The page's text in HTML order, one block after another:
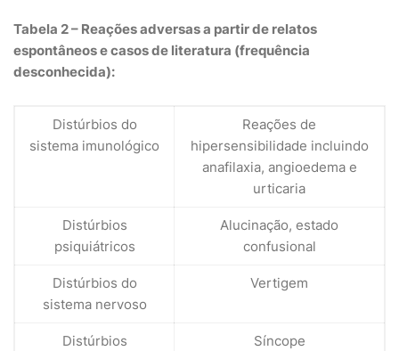
Tabela 2 – Reações adversas a partir de relatos
espontâneos e casos de literatura (frequência
desconhecida):
Distúrbios do
sistema imunológico
Reações de
hipersensibilidade incluindo
anafilaxia, angioedema e
urticaria
Distúrbios
psiquiátricos
Alucinação, estado
confusional
Distúrbios do
sistema nervoso
Vertigem
Distúrbios
Síncope